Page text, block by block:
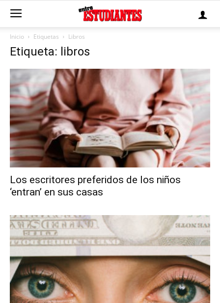
Inicio Etiquetas Libros
Etiqueta: libros
Los escritores preferidos de los niños
‘entran’ en sus casas